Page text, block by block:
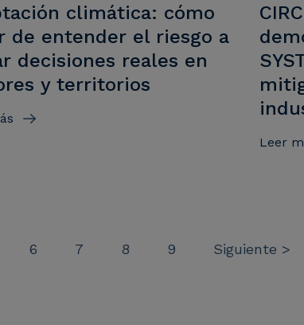
climática: cómo
de entender el riesgo a
decisiones reales en
y territorios
Leer
Página
6 Página
7 Página
8 Página
9 Siguiente
Siguiente >